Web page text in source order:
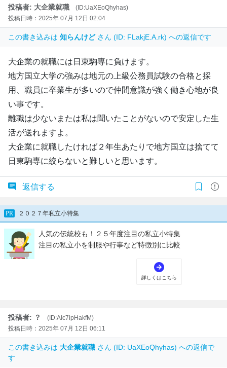
投稿者: 大企業就職
(ID:UaXEoQhyhas)
投稿日時：2025年 07月 12日 02:04
この書き込みは 知らんけど さん (ID: FLakjE.A.rk) への返信です
大企業の就職には日東駒専に負けます。
地方国立大学の強みは地元の上級公務員試験の合格と採
用、職員に卒業生が多いので仲間意識が強く働き心地が良
い事です。
離職は少ないまたは私は聞いたことがないので安定した生
活が送れますよ。
大企業に就職したければ２年生あたりで地方国立は捨てて
日東駒専に絞らないと難しいと思います。
返信する
投稿者: ？
(ID:AIc7ipHakfM)
投稿日時：2025年 07月 12日 06:11
この書き込みは 大企業就職 さん (ID: UaXEoQhyhas) への返信で
す